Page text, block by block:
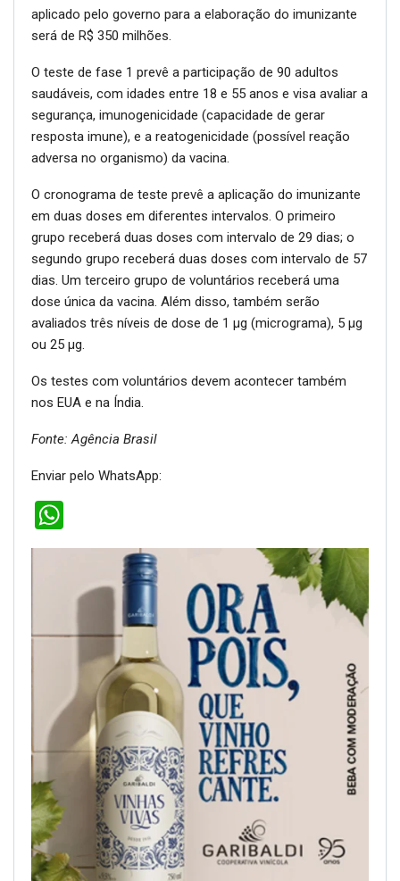
aplicado pelo governo para a elaboração do imunizante
será de R$ 350 milhões.
O teste de fase 1 prevê a participação de 90 adultos
saudáveis, com idades entre 18 e 55 anos e visa avaliar a
segurança, imunogenicidade (capacidade de gerar
resposta imune), e a reatogenicidade (possível reação
adversa no organismo) da vacina.
O cronograma de teste prevê a aplicação do imunizante
em duas doses em diferentes intervalos. O primeiro
grupo receberá duas doses com intervalo de 29 dias; o
segundo grupo receberá duas doses com intervalo de 57
dias. Um terceiro grupo de voluntários receberá uma
dose única da vacina. Além disso, também serão
avaliados três níveis de dose de 1 μg (micrograma), 5 μg
ou 25 μg.
Os testes com voluntários devem acontecer também
nos EUA e na Índia.
Fonte: Agência Brasil
Enviar pelo WhatsApp: